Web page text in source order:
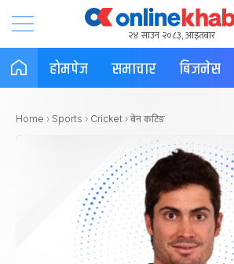
२४ साउन २०८३, आइतबार
होमपेज समाचार बिजनेस
Home › Sports › Cricket › बेन कटिङ